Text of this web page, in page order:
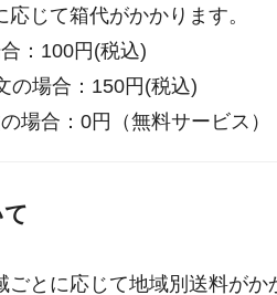
応じて箱代がかかります。
：100円(税込)
の場合：150円(税込)
場合：0円（無料サービス）
ごとに応じて地域別送料がか